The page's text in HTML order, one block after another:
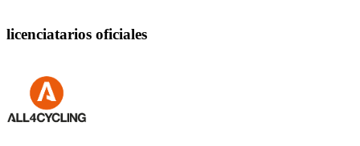
licenciatarios oficiales